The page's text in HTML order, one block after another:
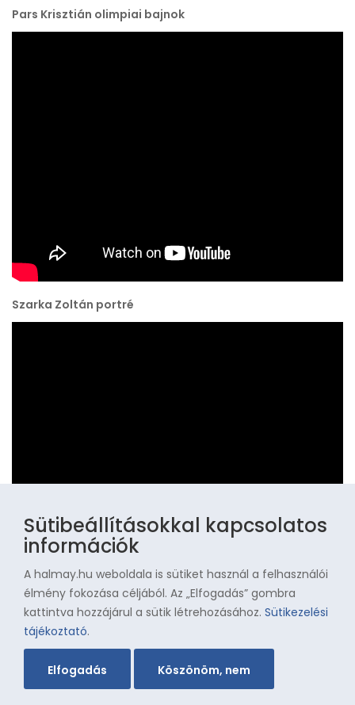
Pars Krisztián olimpiai bajnok
Szarka Zoltán portré
Tanulmányok
Sütibeállításokkal kapcsolatos
információk
A halmay.hu weboldala is sütiket használ a felhasználói
élmény fokozása céljából. Az „Elfogadás” gombra
kattintva hozzájárul a sütik létrehozásához.Sütikezelési
tájékoztató.
Elfogadás Köszönöm, nem